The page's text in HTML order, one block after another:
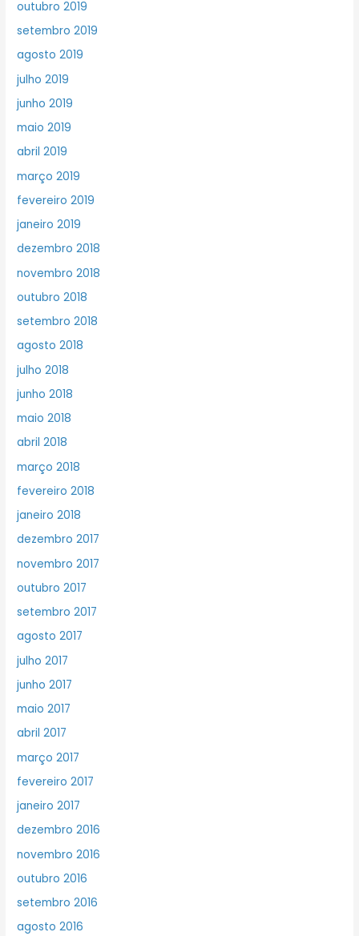
outubro 2019
setembro 2019
agosto 2019
julho 2019
junho 2019
maio 2019
abril 2019
março 2019
fevereiro 2019
janeiro 2019
dezembro 2018
novembro 2018
outubro 2018
setembro 2018
agosto 2018
julho 2018
junho 2018
maio 2018
abril 2018
março 2018
fevereiro 2018
janeiro 2018
dezembro 2017
novembro 2017
outubro 2017
setembro 2017
agosto 2017
julho 2017
junho 2017
maio 2017
abril 2017
março 2017
fevereiro 2017
janeiro 2017
dezembro 2016
novembro 2016
outubro 2016
setembro 2016
agosto 2016